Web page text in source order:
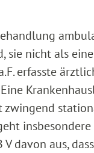
sie nicht als
erfasste
zwingend
insbesondere
V davon aus,